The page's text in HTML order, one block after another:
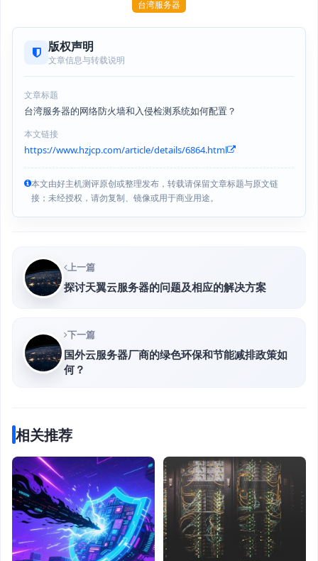
台湾服务器
版权声明
文章信息与转载说明
文章标题
台湾服务器的网络防火墙和入侵检测系统如何配置？
本文链接
https://www.hzjcp.com/article/details/6864.html
本文由好主机测评原创或整理发布，转载请保留文章标题与原文链
接；未经授权，请勿复制、镜像或用于商业用途。
上一篇
探讨天翼云服务器的问题及相应的解决方案
下一篇
国外云服务器厂商的绿色环保和节能减排政策如
何？
相关推荐